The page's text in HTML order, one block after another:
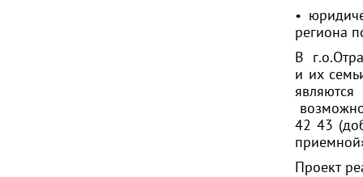
•
региона
В
и их
42 43
Проект